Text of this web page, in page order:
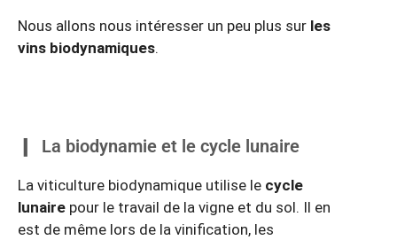
Nous allons nous intéresser un peu plus sur les
vins biodynamiques.
La biodynamie et le cycle lunaire
La viticulture biodynamique utilise le cycle
lunaire pour le travail de la vigne et du sol. Il en
est de même lors de la vinification, les